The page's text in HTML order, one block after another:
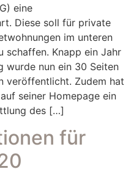
eine
Diese soll für private
im unteren
schaffen. Knapp ein Jahr
wurde nun ein 30 Seiten
veröffentlicht. Zudem hat
seiner Homepage ein
des […]
für